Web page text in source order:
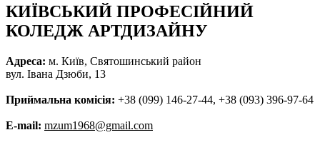
КИЇВСЬКИЙ ПРОФЕСІЙНИЙ
КОЛЕДЖ АРТДИЗАЙНУ
Адреса: м. Київ, Святошинський район
вул. Івана Дзюби, 13
Приймальна комісія: +38 (099) 146-27-44, +38 (093) 396-97-64
E-mail: mzum1968@gmail.com